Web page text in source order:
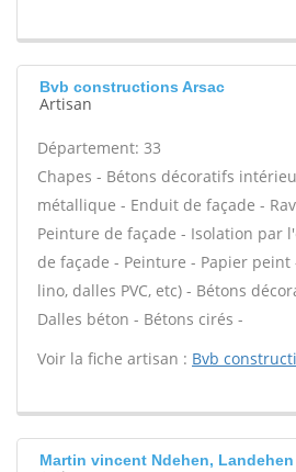
Bvb constructions Arsac
Artisan
Département: 33
Chapes - Bétons décoratifs
métallique - Enduit de façade -
Peinture de façade - Isolation par
de façade - Peinture - Papier peint
lino, dalles PVC, etc) - Bétons
Dalles béton - Bétons cirés -
Voir la fiche artisan : Bvb
Martin vincent Ndehen, Landehen